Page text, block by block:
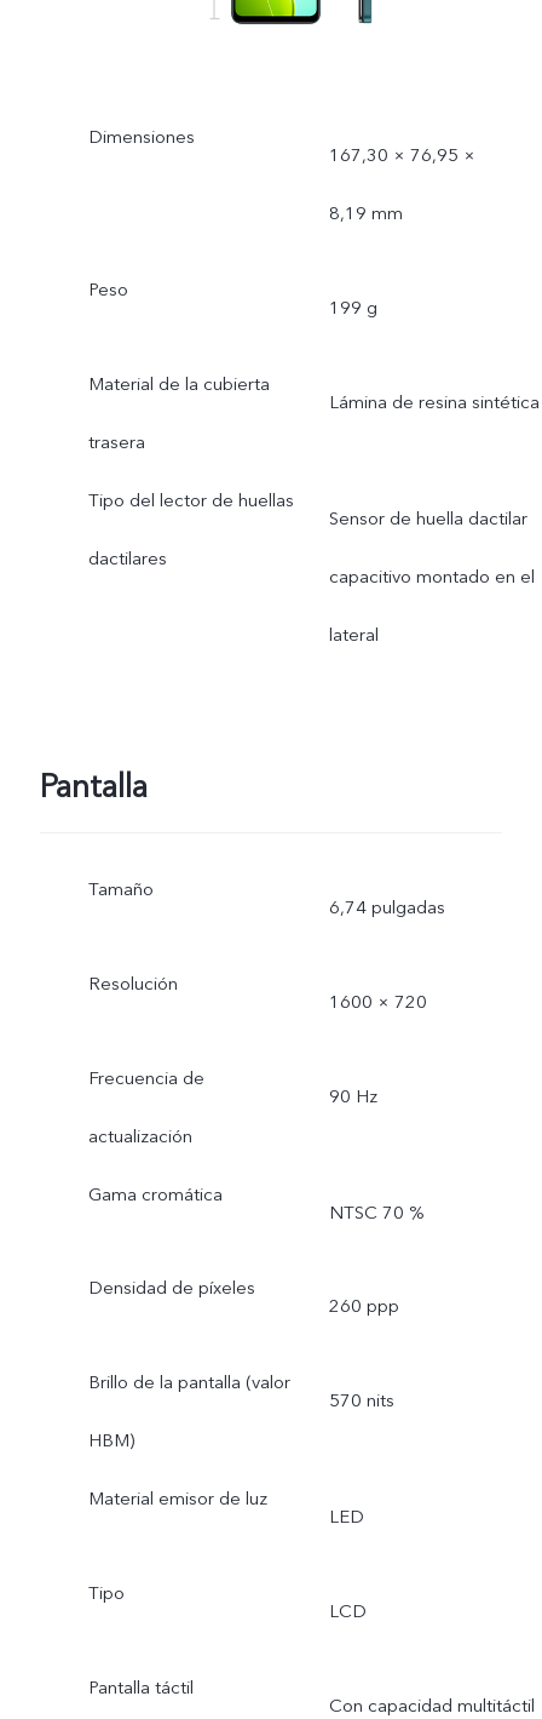
Dimensiones
167,30 × 76,95 ×
8,19 mm
Peso
199 g
Material de la cubierta
trasera
Lámina de resina sintética
Tipo del lector de huellas
dactilares
Sensor de huella dactilar
capacitivo montado en el
lateral
Pantalla
Tamaño
6,74 pulgadas
Resolución
1600 × 720
Frecuencia de
actualización
90 Hz
Gama cromática
NTSC 70 %
Densidad de píxeles
260 ppp
Brillo de la pantalla (valor
HBM)
570 nits
Material emisor de luz
LED
Tipo
LCD
Pantalla táctil
Con capacidad multitáctil